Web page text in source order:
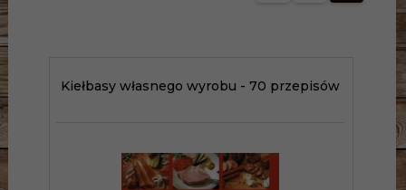
Kiełbasy własnego wyrobu - 70 przepisów